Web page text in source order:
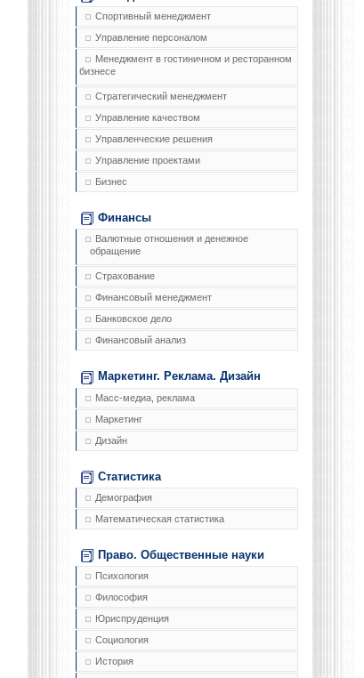
Спортивный менеджмент
Управление персоналом
Менеджмент в гостиничном и ресторанном
бизнесе
Стратегический менеджмент
Управление качеством
Управленческие решения
Управление проектами
Бизнес
Финансы
Валютные отношения и денежное
обращение
Страхование
Финансовый менеджмент
Банковское дело
Финансовый анализ
Маркетинг. Реклама. Дизайн
Масс-медиа, реклама
Маркетинг
Дизайн
Статистика
Демография
Математическая статистика
Право. Общественные науки
Психология
Философия
Юриспруденция
Социология
История